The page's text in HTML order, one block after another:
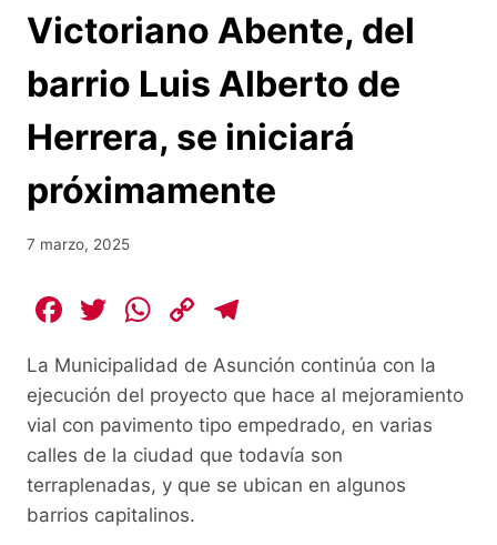
Victoriano Abente, del
barrio Luis Alberto de
Herrera, se iniciará
próximamente
7 marzo, 2025
F
c
e
b
o
o
T
itt
er
W
at
s
A
p
p
C
p
y
Li
n
e
gr
a
m
La Municipalidad de Asunción continúa con la
ejecución del proyecto que hace al mejoramiento
vial con pavimento tipo empedrado, en varias
calles de la ciudad que todavía son
terraplenadas, y que se ubican en algunos
barrios capitalinos.